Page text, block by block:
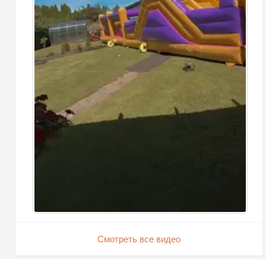
Смотреть все видео